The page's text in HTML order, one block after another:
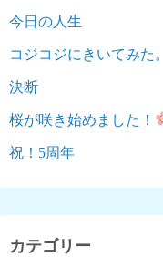
今日の人生
コジコジにきいてみた。
決断
桜が咲き始めました！
祝！5周年
カテゴリー